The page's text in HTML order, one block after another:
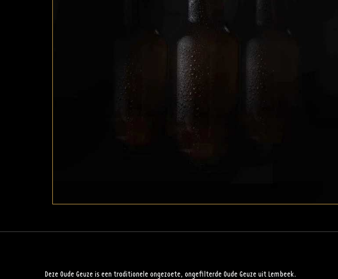
Deze Oude Geuze is een traditionele ongezoete, ongefilterde Oude Geuze uit Lembeek.